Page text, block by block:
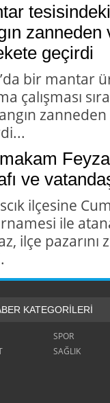
geçirdi
bir mantar
çalışması
ve
ilçesine
ile
ilçe
KATEGORİLERİ
SPOR
SAĞLIK